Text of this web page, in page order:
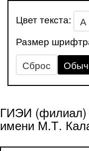
Цвет текста: А
Размер
Сброс
ГИЭИ
имени М.Т.